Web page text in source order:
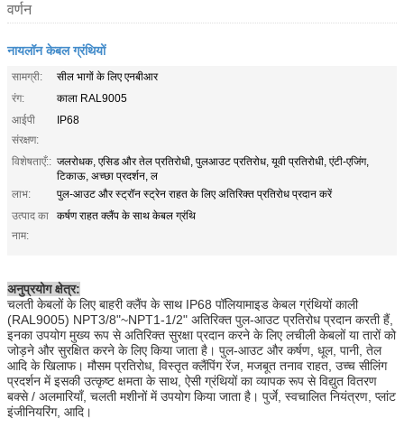
वर्णन
नायलॉन केबल ग्रंथियों
सामग्री:
सील भागों के लिए एनबीआर
रंग:
काला RAL9005
आईपी ​​​​
संरक्षण:
IP68
विशेषताएँ:: जलरोधक, एसिड और तेल प्रतिरोधी, पुलआउट प्रतिरोध, यूवी प्रतिरोधी, एंटी-एजिंग,
टिकाऊ, अच्छा प्रदर्शन, ल
लाभ:
पुल-आउट और स्ट्रॉन स्ट्रेन राहत के लिए अतिरिक्त प्रतिरोध प्रदान करें
उत्पाद का
नाम:
कर्षण राहत क्लैंप के साथ केबल ग्रंथि
अनुप्रयोग क्षेत्र:
चलती केबलों के लिए बाहरी क्लैंप के साथ IP68 पॉलियामाइड केबल ग्रंथियों काली
(RAL9005) NPT3/8"~NPT1-1/2" अतिरिक्त पुल-आउट प्रतिरोध प्रदान करती हैं,
इनका उपयोग मुख्य रूप से अतिरिक्त सुरक्षा प्रदान करने के लिए लचीली केबलों या तारों को
जोड़ने और सुरक्षित करने के लिए किया जाता है। पुल-आउट और कर्षण, धूल, पानी, तेल
आदि के खिलाफ। मौसम प्रतिरोध, विस्तृत क्लैंपिंग रेंज, मजबूत तनाव राहत, उच्च सीलिंग
प्रदर्शन में इसकी उत्कृष्ट क्षमता के साथ, ऐसी ग्रंथियों का व्यापक रूप से विद्युत वितरण
बक्से / अलमारियाँ, चलती मशीनों में उपयोग किया जाता है। पुर्जे, स्वचालित नियंत्रण, प्लांट
इंजीनियरिंग, आदि।